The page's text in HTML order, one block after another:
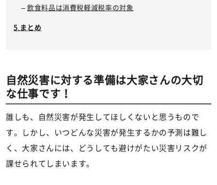
飲食料品は消費税軽減税率の対象
まとめ
自然災害に対する準備は大家さんの大切
な仕事です！
誰しも、自然災害が発生してほしくないと思うもので
す。しかし、いつどんな災害が発生するかの予測は難し
く、大家さんには、どうしても避けがたい災害リスクが
課せられてしまいます。